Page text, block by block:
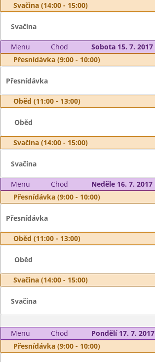
Svačina (14:00 - 15:00)
Svačina
Menu Chod
Sobota 15. 7. 2017
Přesnídávka (9:00 - 10:00)
Přesnídávka
Oběd (11:00 - 13:00)
Oběd
Svačina (14:00 - 15:00)
Svačina
Menu Chod
Neděle 16. 7. 2017
Přesnídávka (9:00 - 10:00)
Přesnídávka
Oběd (11:00 - 13:00)
Oběd
Svačina (14:00 - 15:00)
Svačina
Menu Chod
Pondělí 17. 7. 2017
Přesnídávka (9:00 - 10:00)